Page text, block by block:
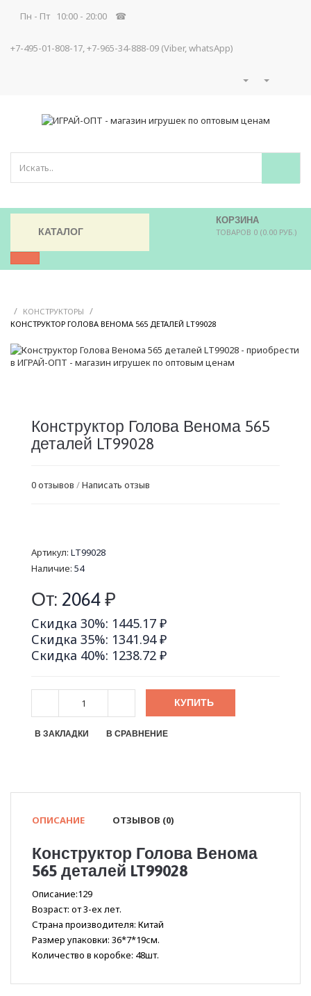
Пн - Пт 10:00 - 20:00 ☎
+7-495-01-808-17, +7-965-34-888-09 (Viber, whatsApp)
КОРЗИНА
ТОВАРОВ 0 (0.00 РУБ.)
КАТАЛОГ
/ КОНСТРУКТОРЫ /
КОНСТРУКТОР ГОЛОВА ВЕНОМА 565 ДЕТАЛЕЙ LT99028
Конструктор Голова Венома 565
деталей LT99028
0 отзывов /Написать отзыв
Артикул: LT99028
Наличие: 54
От: 2064₽
Скидка 30%: 1445.17 ₽
Скидка 35%: 1341.94 ₽
Скидка 40%: 1238.72 ₽
КУПИТЬ
В ЗАКЛАДКИ В СРАВНЕНИЕ
ОПИСАНИЕ ОТЗЫВОВ (0)
Конструктор Голова Венома
565 деталей LT99028
Описание:129
Возраст: от 3-ех лет.
Страна производителя: Китай
Размер упаковки: 36*7*19см.
Количество в коробке: 48шт.